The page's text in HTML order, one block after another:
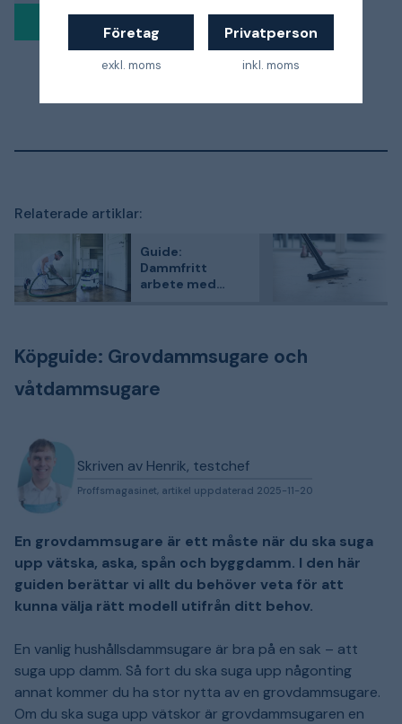
Företag
exkl. moms
Privatperson
inkl. moms
Relaterade artiklar:
Guide:
Dammfritt
arbete med
Köpguide: Grovdammsugare och
våtdammsugare
Skriven av Henrik, testchef
Proffsmagasinet, artikel uppdaterad 2025-11-20
En grovdammsugare är ett måste när du ska suga
upp vätska, aska, spån och byggdamm. I den här
guiden berättar vi allt du behöver veta för att
kunna välja rätt modell utifrån ditt behov.
En vanlig hushållsdammsugare är bra på en sak – att
suga upp damm. Så fort du ska suga upp någonting
annat kommer du ha stor nytta av en grovdammsugare.
Om du ska suga upp vätskor är grovdammsugaren en